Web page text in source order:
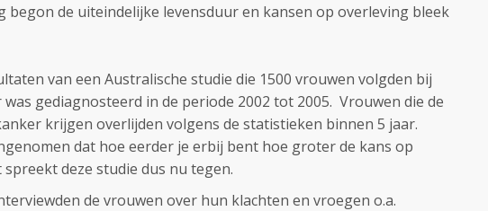
begon de uiteindelijke levensduur en kansen op overleving bleek
van een Australische studie die 1500 vrouwen volgden bij
gediagnosteerd in de periode 2002 tot 2005. Vrouwen die de
krijgen overlijden volgens de statistieken binnen 5 jaar.
dat hoe eerder je erbij bent hoe groter de kans op
deze studie dus nu tegen.
de vrouwen over hun klachten en vroegen o.a.